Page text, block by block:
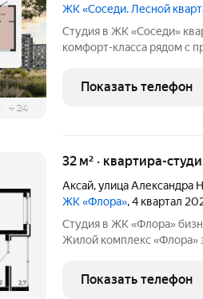
+ 24
ЖК «Соседи. Лесной
Студия в ЖК «Соседи» квартира в малоэтажном жилом квартале
комфорт-класса рядом с
плотность проживания.
сочетает
Показать телефон
32 м² · квартира-
Аксай,улица Александра
ЖК «Флора», 4 квартал
Студия в ЖК «Флора» бизнес-класс для комфортной жизни!
Жилой комплекс «Флора» это уникальное сочетание природы и
атмосфера и
условия для жизни.
Показать телефон